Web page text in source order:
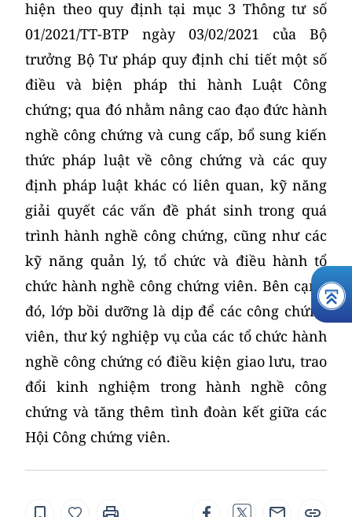
hiện theo quy định tại mục 3 Thông tư số
01/2021/TT-BTP ngày 03/02/2021 của Bộ
trưởng Bộ Tư pháp quy định chi tiết một số
điều và biện pháp thi hành Luật Công
chứng; qua đó nhằm nâng cao đạo đức hành
nghề công chứng và cung cấp, bổ sung kiến
thức pháp luật về công chứng và các quy
định pháp luật khác có liên quan, kỹ năng
giải quyết các vấn đề phát sinh trong quá
trình hành nghề công chứng, cũng như các
kỹ năng quản lý, tổ chức và điều hành tổ
chức hành nghề công chứng viên. Bên cạnh
đó, lớp bồi dưỡng là dịp để các công chứng
viên, thư ký nghiệp vụ của các tổ chức hành
nghề công chứng có điều kiện giao lưu, trao
đổi kinh nghiệm trong hành nghề công
chứng và tăng thêm tình đoàn kết giữa các
Hội Công chứng viên.